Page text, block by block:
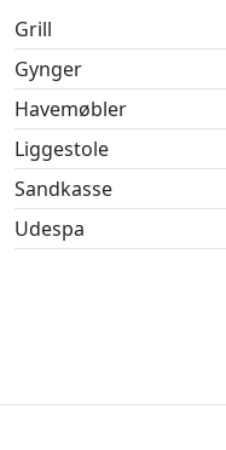
Grill
Gynger
Havemøbler
Liggestole
Sandkasse
Udespa